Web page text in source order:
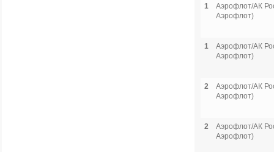
1
Аэрофлот/АК
Аэрофлот)
1
Аэрофлот/АК
Аэрофлот)
2
Аэрофлот/АК
Аэрофлот)
2
Аэрофлот/АК
Аэрофлот)